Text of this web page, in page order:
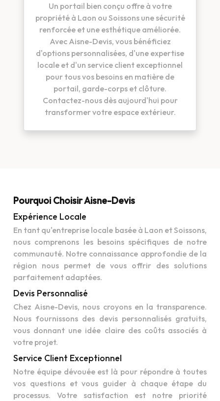
Un portail bien conçu offre à votre
propriété à Laon ou Soissons une sécurité
renforcée et une esthétique améliorée.
Avec Aisne-Devis, vous bénéficiez
d'options personnalisées, d'une expertise
locale et d'un service client exceptionnel
pour tous vos besoins en matière de
portail, garde-corps et clôture.
Contactez-nous dès aujourd'hui pour
transformer votre espace extérieur.
Pourquoi Choisir Aisne-Devis
Expérience Locale
En tant qu'entreprise locale basée à Laon et Soissons,
nous comprenons les besoins spécifiques de notre
communauté. Notre connaissance approfondie de la
région nous permet de vous offrir des solutions
parfaitement adaptées.
Devis Personnalisé
Chez Aisne-Devis, nous croyons en la transparence.
Nous fournissons des devis personnalisés gratuits,
vous donnant une idée claire des coûts associés à
votre projet.
Service Client Exceptionnel
Notre équipe dévouée est là pour répondre à toutes
vos questions et vous guider à chaque étape du
processus. Votre satisfaction est notre priorité